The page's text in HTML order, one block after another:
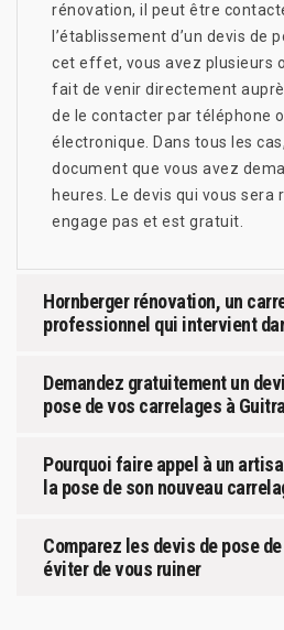
rénovation, il peut être
l’établissement d’un devis de
cet effet, vous avez plusieurs
fait de venir directement
de le contacter par téléphone
électronique. Dans tous les
document que vous avez
heures. Le devis qui vous sera
engage pas et est gratuit.
Hornberger rénovation, un
professionnel qui intervient
Demandez gratuitement un
pose de vos carrelages à
Pourquoi faire appel à un
la pose de son nouveau
Comparez les devis de pose
éviter de vous ruiner